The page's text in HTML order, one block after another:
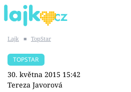
SHOPAHOLICADEL
Lajk ■ TopStar
TOPSTAR
30. května 2015 15:42
Tereza Javorová